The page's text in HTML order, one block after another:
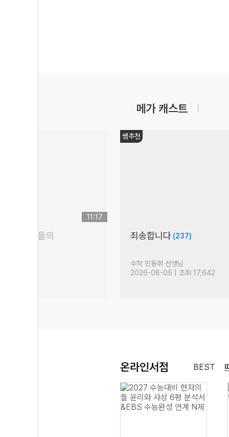
메가 캐스트
11:17
학 강사들의
쌤추천
죄송합니다 (237)
수학 민동휘 선생님
2026-08-05 | 조회 17,642
온라인서점 BEST